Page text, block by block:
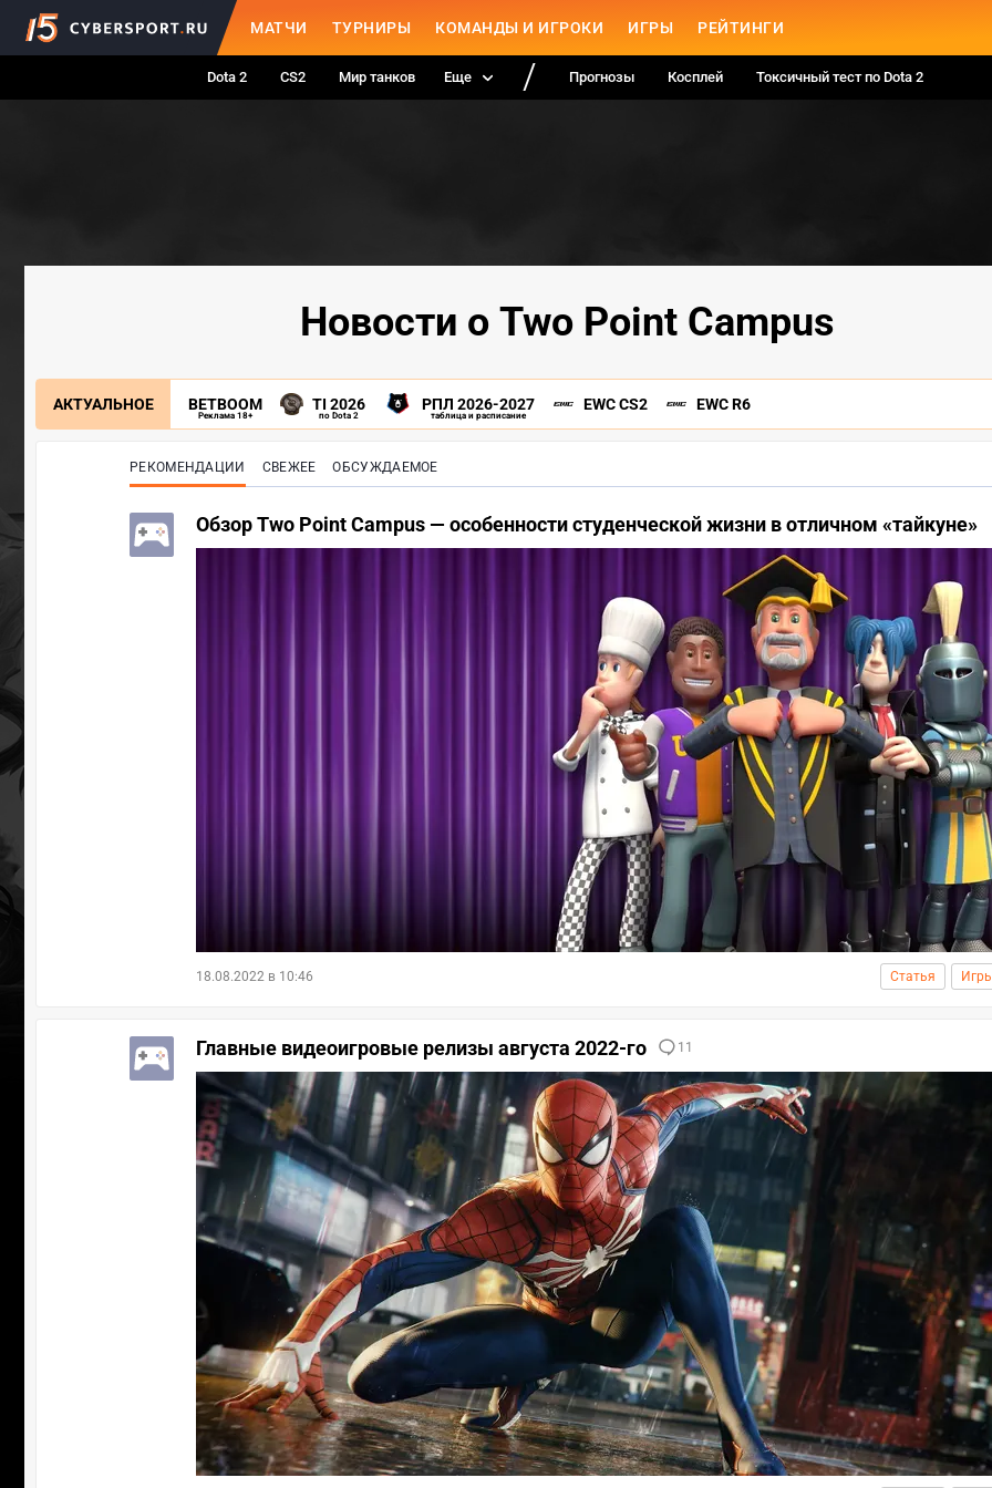
МАТЧИ ТУРНИРЫ КОМАНДЫ И ИГРОКИ ИГРЫ РЕЙТИНГИ
Dota 2 CS2 Мир танков Еще Прогнозы Косплей Токсичный тест по Dota 2
Новости о Two Point Campus
АКТУАЛЬНОЕ BETBOOM
Реклама 18+
TI 2026
по Dota 2
РПЛ 2026-2027
таблица и расписание
EWC CS2 EWC R6
РЕКОМЕНДАЦИИ СВЕЖЕЕ ОБСУЖДАЕМОЕ
Обзор Two Point Campus — особенности студенческой жизни в отличном «тайкуне»
18.08.2022 в 10:46 Статья
Главные видеоигровые релизы августа 2022-го 11